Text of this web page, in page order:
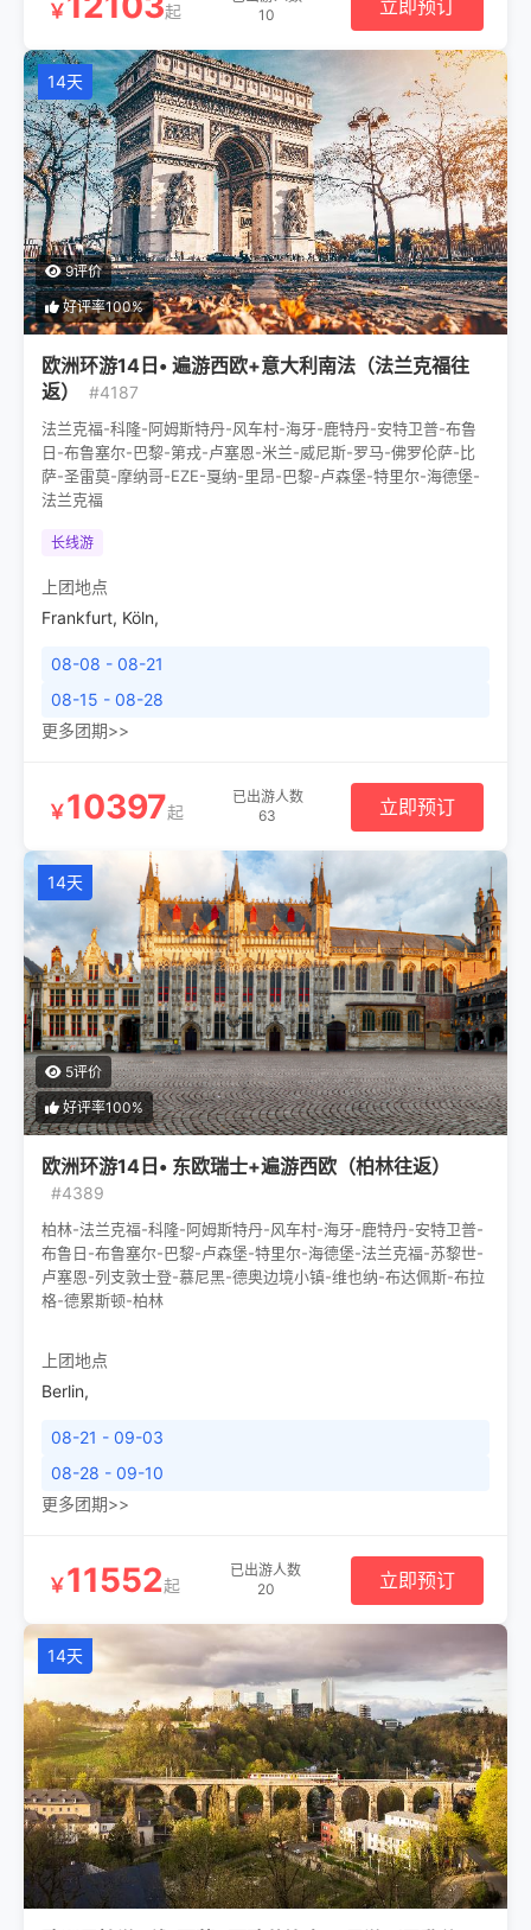
￥ 起
10
立即预订
14天
9评价
好评率100%
欧洲环游14日• 遍游西欧+意大利南法（法兰克福往
返）
#4187
法兰克福-科隆-阿姆斯特丹-风车村-海牙-鹿特丹-安特卫普-布鲁
日-布鲁塞尔-巴黎-第戎-卢塞恩-米兰-威尼斯-罗马-佛罗伦萨-比
萨-圣雷莫-摩纳哥-EZE-戛纳-里昂-巴黎-卢森堡-特里尔-海德堡-
法兰克福
长线游
上团地点
Frankfurt, Köln,
08-08 - 08-21
08-15 - 08-28
更多团期>>
￥10397起
已出游人数
63
立即预订
14天
5评价
好评率100%
欧洲环游14日• 东欧瑞士+遍游西欧（柏林往返）
#4389
柏林-法兰克福-科隆-阿姆斯特丹-风车村-海牙-鹿特丹-安特卫普-
布鲁日-布鲁塞尔-巴黎-卢森堡-特里尔-海德堡-法兰克福-苏黎世-
卢塞恩-列支敦士登-慕尼黑-德奥边境小镇-维也纳-布达佩斯-布拉
格-德累斯顿-柏林
上团地点
Berlin,
08-21 - 09-03
08-28 - 09-10
更多团期>>
￥11552起
已出游人数
20
立即预订
14天